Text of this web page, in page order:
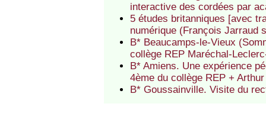
interactive des cordées par
5 études britanniques [avec
numérique (François Jarraud
B* Beaucamps-le-Vieux
collège REP Maréchal-
B* Amiens. Une expérience
4ème du collège REP +
B* Goussainville. Visite du